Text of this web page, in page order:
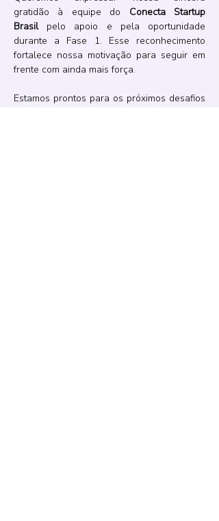
gratidão à equipe do Conecta Startup
Brasil pelo apoio e pela oportunidade
durante a Fase 1. Esse reconhecimento
fortalece nossa motivação para seguir em
frente com ainda mais força.
Estamos prontos para os próximos desafios